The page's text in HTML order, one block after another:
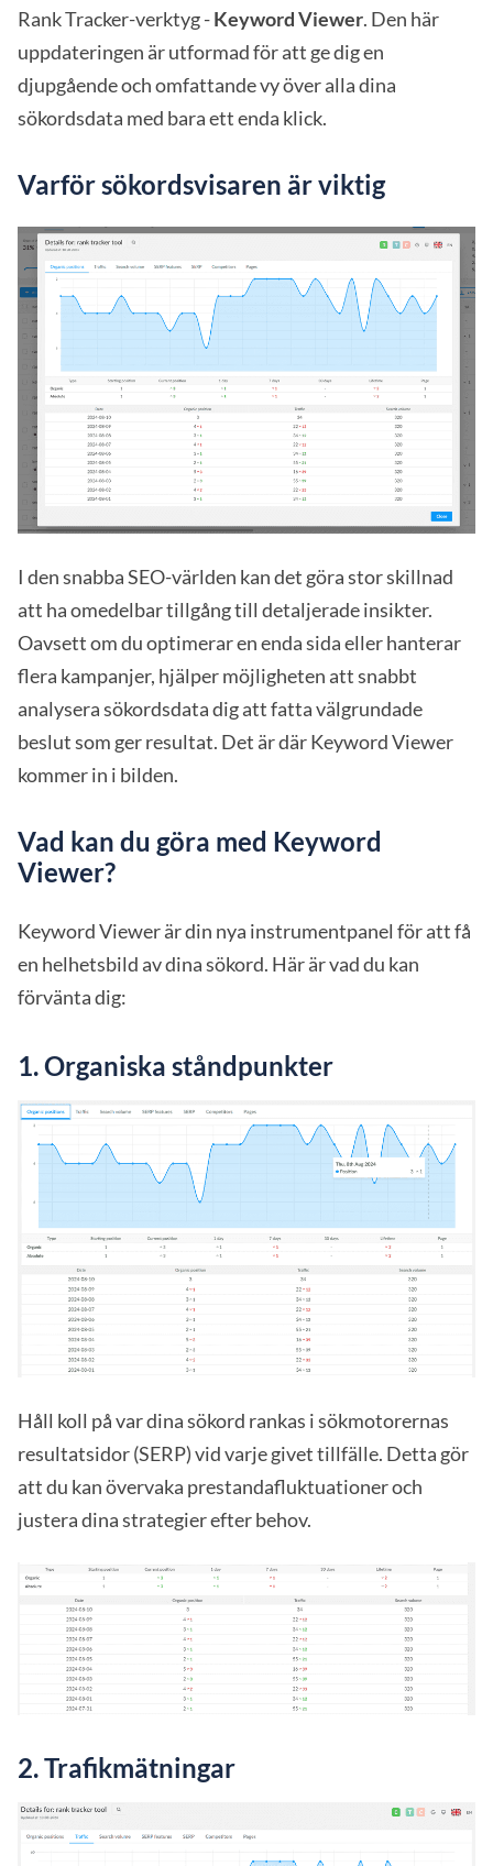
Rank Tracker-verktyg -Keyword Viewer. Den här
uppdateringen är utformad för att ge dig en
djupgående och omfattande vy över alla dina
sökordsdata med bara ett enda klick.
Varför sökordsvisaren är viktig
I den snabba SEO-världen kan det göra stor skillnad
att ha omedelbar tillgång till detaljerade insikter.
Oavsett om du optimerar en enda sida eller hanterar
flera kampanjer, hjälper möjligheten att snabbt
analysera sökordsdata dig att fatta välgrundade
beslut som ger resultat. Det är där Keyword Viewer
kommer in i bilden.
Vad kan du göra med Keyword
Viewer?
Keyword Viewer är din nya instrumentpanel för att få
en helhetsbild av dina sökord. Här är vad du kan
förvänta dig:
1.Organiska ståndpunkter
Håll koll på var dina sökord rankas i sökmotorernas
resultatsidor (SERP) vid varje givet tillfälle. Detta gör
att du kan övervaka prestandafluktuationer och
justera dina strategier efter behov.
2.Trafikmätningar